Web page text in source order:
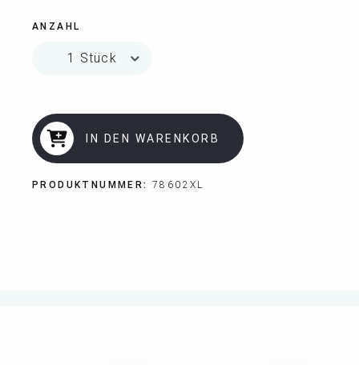
ANZAHL
IN DEN WARENKORB
PRODUKTNUMMER: 78602XL